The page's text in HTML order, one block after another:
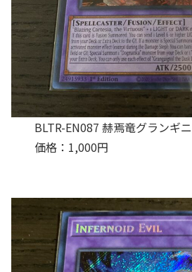
BLTR-EN087 赫焉竜グランギ
価格：1,000円